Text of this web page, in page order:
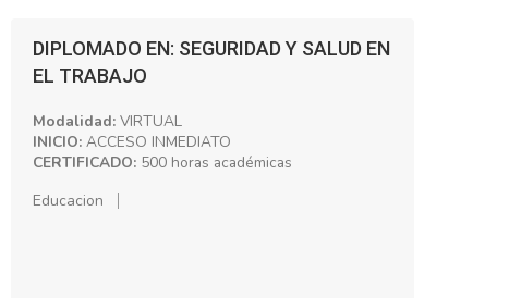
DIPLOMADO EN: SEGURIDAD Y SALUD EN
EL TRABAJO
Modalidad: VIRTUAL
INICIO: ACCESO INMEDIATO
CERTIFICADO: 500 horas académicas
Educacion